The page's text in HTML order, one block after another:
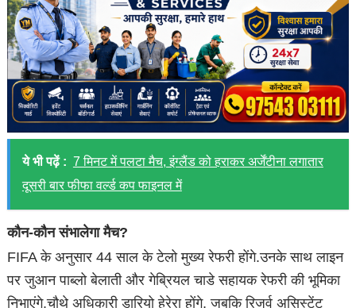
ये भी पढ़ें : 7 मिनट में पलटा मैच, इंग्लैंड को हराकर अर्जेंटीना लगातार
दूसरी बार फीफा वर्ल्ड कप फाइनल में
कौन-कौन संभालेगा मैच?
FIFA के अनुसार 44 साल के टेलो मुख्य रेफरी होंगे.उनके साथ लाइन
पर जुआन पाब्लो बेलाती और गेब्रियल चाडे सहायक रेफरी की भूमिका
निभाएंगे.चौथे अधिकारी डारियो हेरेरा होंगे, जबकि रिजर्व असिस्टेंट